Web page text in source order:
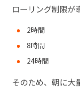
ローリング制限が
2時間
8時間
24時間
そのため、朝に大